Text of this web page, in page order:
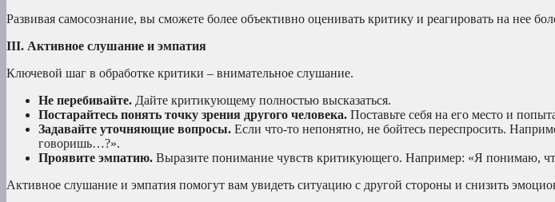
Развивая самосознание, вы сможете более объективно оценивать критику и реагировать на нее
III. Активное слушание и эмпатия
Ключевой шаг в обработке критики – внимательное слушание.
Не перебивайте. Дайте критикующему полностью высказаться.
Постарайтесь понять точку зрения другого человека. Поставьте себя на его место и
Задавайте уточняющие вопросы. Если что-то непонятно, не бойтесь переспросить.
говоришь…?».
Проявите эмпатию. Выразите понимание чувств критикующего. Например: «Я понимаю,
Активное слушание и эмпатия помогут вам увидеть ситуацию с другой стороны и снизить